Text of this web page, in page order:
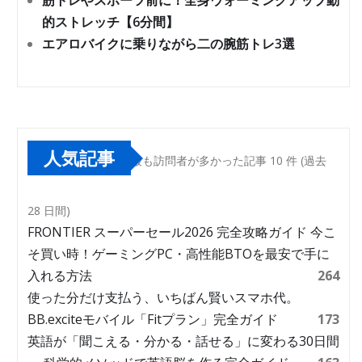
的ストレッチ【6分間】
エアロバイクに乗りながら二の腕筋トレ3選
人気記事 最も訪問者が多かった記事 10 件 (過去
28 日間)
FRONTIER スーパーセール2026 完全攻略ガイド 今こ
そ買い時！ゲーミングPC・高性能BTOを最安で手に
入れる方法
264
使った分だけ支払う、いちばん賢いスマホ代。
BB.exciteモバイル「Fitプラン」完全ガイド
173
英語が「聞こえる・分かる・話せる」に変わる30日間